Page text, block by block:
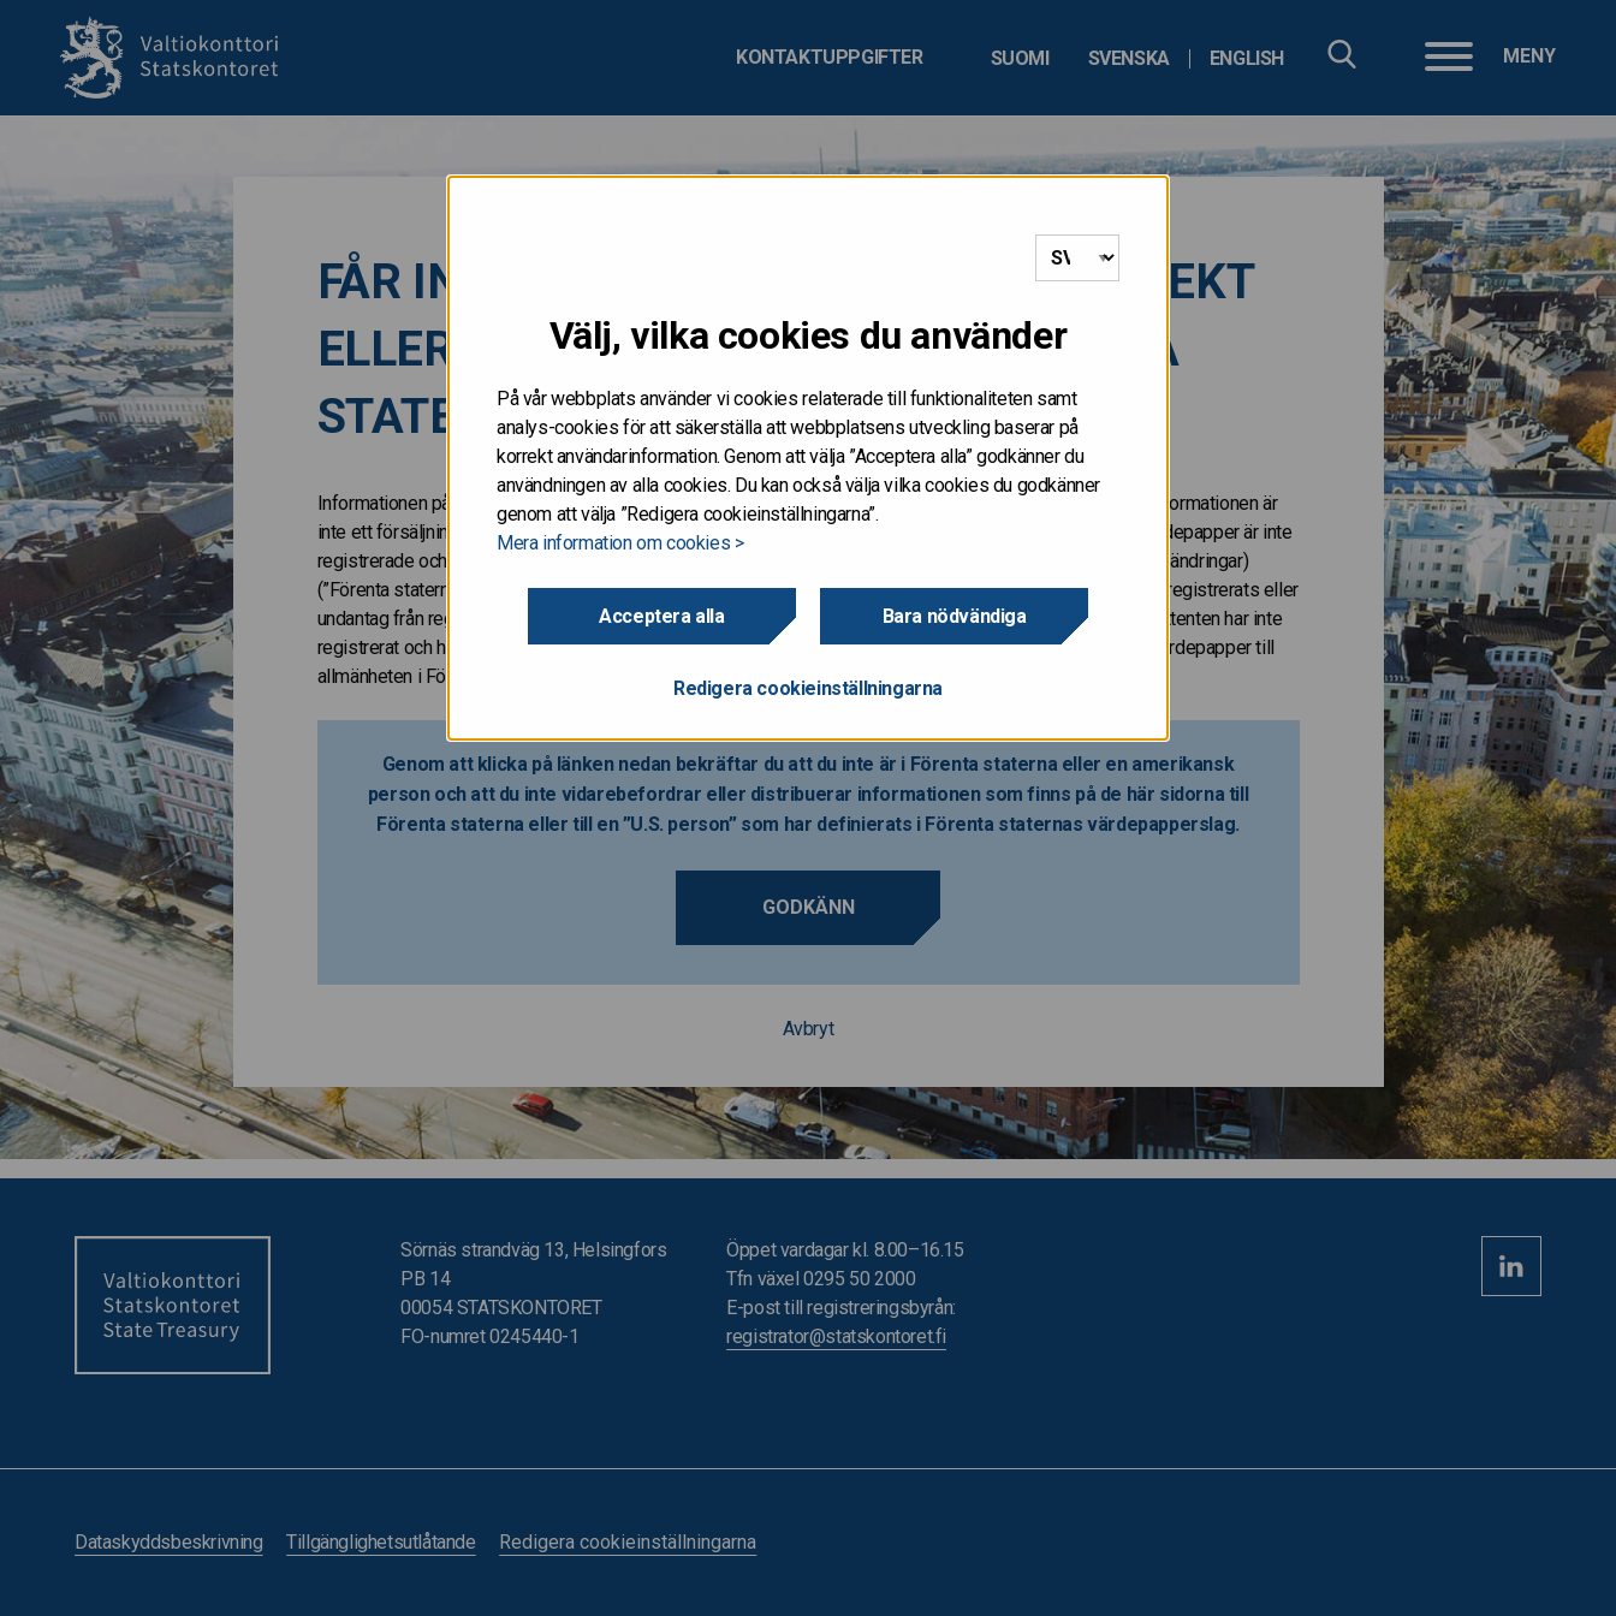
Välj, vilka cookies du använder
På vår webbplats använder vi cookies relaterade till funktionaliteten samt
analys-cookies för att säkerställa att webbplatsens utveckling baserar på
korrekt användarinformation. Genom att välja ”Acceptera alla” godkänner du
användningen av alla cookies. Du kan också välja vilka cookies du godkänner
genom att välja ”Redigera cookieinställningarna”.
Mera information om cookies >
Acceptera alla Bara nödvändiga
Redigera cookieinställningarna
SUOMI
SVENSKA ENGLISH
KONTAKTUPPGIFTER MENY
FÅR INTE DISTRIBUERAS, VARE SIG DIREKT
ELLER INDIREKT, I ELLER TILL FÖRENTA
STATERNA
Informationen på de här Internetsidorna får inte publiceras eller annars spridas i eller till Förenta staterna. Informationen är
inte ett försäljningsanbud eller uppmaning att göra köpeanbud av värdepapper i Förenta staterna. Dessa värdepapper är inte
registrerade och kommer inte att registreras enligt Förenta staternas värdepapperslag av år 1933 (inklusive ändringar)
(”Förenta staternas värdepapperslag”) och de får inte bjudas ut eller säljas i Förenta staterna om de inte har registrerats eller
undantag från registreringsskyldigheten har erhållits i enlighet med Förenta staternas värdepapperslag. Emittenten har inte
registrerat och har inte heller för avsikt att registrera någon del av anbudet i Förenta staterna eller bjuda ut värdepapper till
allmänheten i Förenta staterna.
Genom att klicka på länken nedan bekräftar du att du inte är i Förenta staterna eller en amerikansk
person och att du inte vidarebefordrar eller distribuerar informationen som finns på de här sidorna till
Förenta staterna eller till en ”U.S. person” som har definierats i Förenta staternas värdepapperslag.
GODKÄNN
Avbryt
Sörnäs strandväg 13, Helsingfors
PB 14
00054 STATSKONTORET
FO-numret 0245440-1
Öppet vardagar kl. 8.00–16.15
Tfn växel 0295 50 2000
E-post till registreringsbyrån:
registrator@statskontoret.fi
Dataskyddsbeskrivning Tillgänglighetsutlåtande Redigera cookieinställningarna